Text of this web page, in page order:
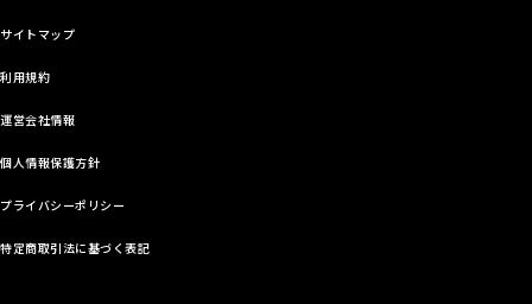
サイトマップ
利用規約
運営会社情報
個人情報保護方針
プライバシーポリシー
特定商取引法に基づく表記